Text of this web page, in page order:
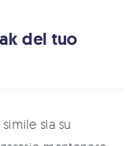
del tuo
sia su